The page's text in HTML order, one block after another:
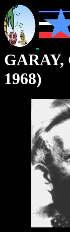
GARAY,
1968)